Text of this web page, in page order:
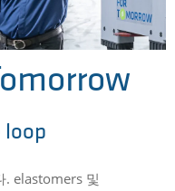
loop
. elastomers 및